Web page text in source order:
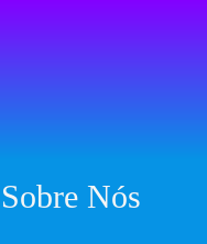
Sobre Nós